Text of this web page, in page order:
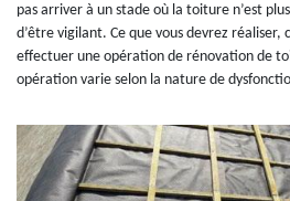
pas arriver à un stade où la toiture n’est
d’être vigilant. Ce que vous devrez réaliser,
effectuer une opération de rénovation de
opération varie selon la nature de